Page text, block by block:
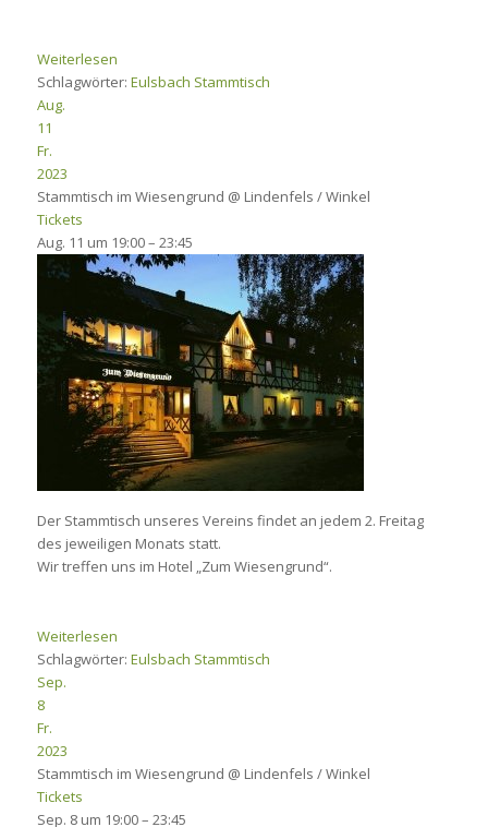
Weiterlesen
Schlagwörter: Eulsbach Stammtisch
Aug.
11
Fr.
2023
Stammtisch im Wiesengrund @ Lindenfels / Winkel
Tickets
Aug. 11 um 19:00 – 23:45
Der Stammtisch unseres Vereins findet an jedem 2. Freitag
des jeweiligen Monats statt.
Wir treffen uns im Hotel „Zum Wiesengrund“.
Weiterlesen
Schlagwörter: Eulsbach Stammtisch
Sep.
8
Fr.
2023
Stammtisch im Wiesengrund @ Lindenfels / Winkel
Tickets
Sep. 8 um 19:00 – 23:45